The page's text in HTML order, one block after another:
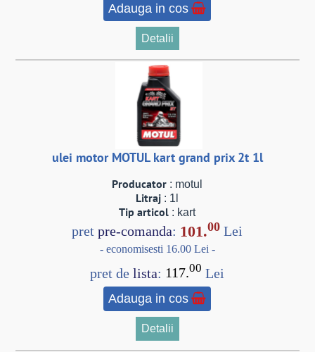
Adauga in cos
Detalii
ulei motor MOTUL kart grand prix 2t 1l
Producator : motul
Litraj : 1l
Tip articol : kart
pretpre-comanda: 101.00 Lei
- economisesti 16.00 Lei -
pret delista: 117.00 Lei
Adauga in cos
Detalii